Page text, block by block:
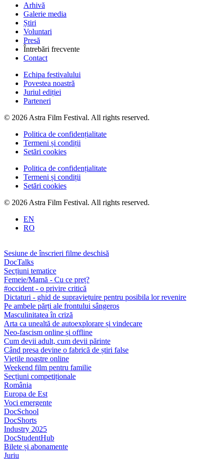
Arhivă
Galerie media
Știri
Voluntari
Presă
Întrebări frecvente
Contact
Echipa festivalului
Povestea noastră
Juriul ediției
Parteneri
© 2026 Astra Film Festival. All rights reserved.
Politica de confidențialitate
Termeni și condiții
Setări cookies
Politica de confidențialitate
Termeni și condiții
Setări cookies
© 2026 Astra Film Festival. All rights reserved.
EN
RO
Sesiune de înscrieri filme deschisă
DocTalks
Secțiuni tematice
Femeie/Mamă - Cu ce preț?
#occident - o privire critică
Dictaturi - ghid de supraviețuire pentru posibila lor revenire
Pe ambele părți ale frontului sângeros
Masculinitatea în criză
Arta ca unealtă de autoexplorare și vindecare
Neo-fascism online și offline
Cum devii adult, cum devii părinte
Când presa devine o fabrică de știri false
Viețile noastre online
Weekend film pentru familie
Secțiuni competiționale
România
Europa de Est
Voci emergente
DocSchool
DocShorts
Industry 2025
DocStudentHub
Bilete și abonamente
Juriu